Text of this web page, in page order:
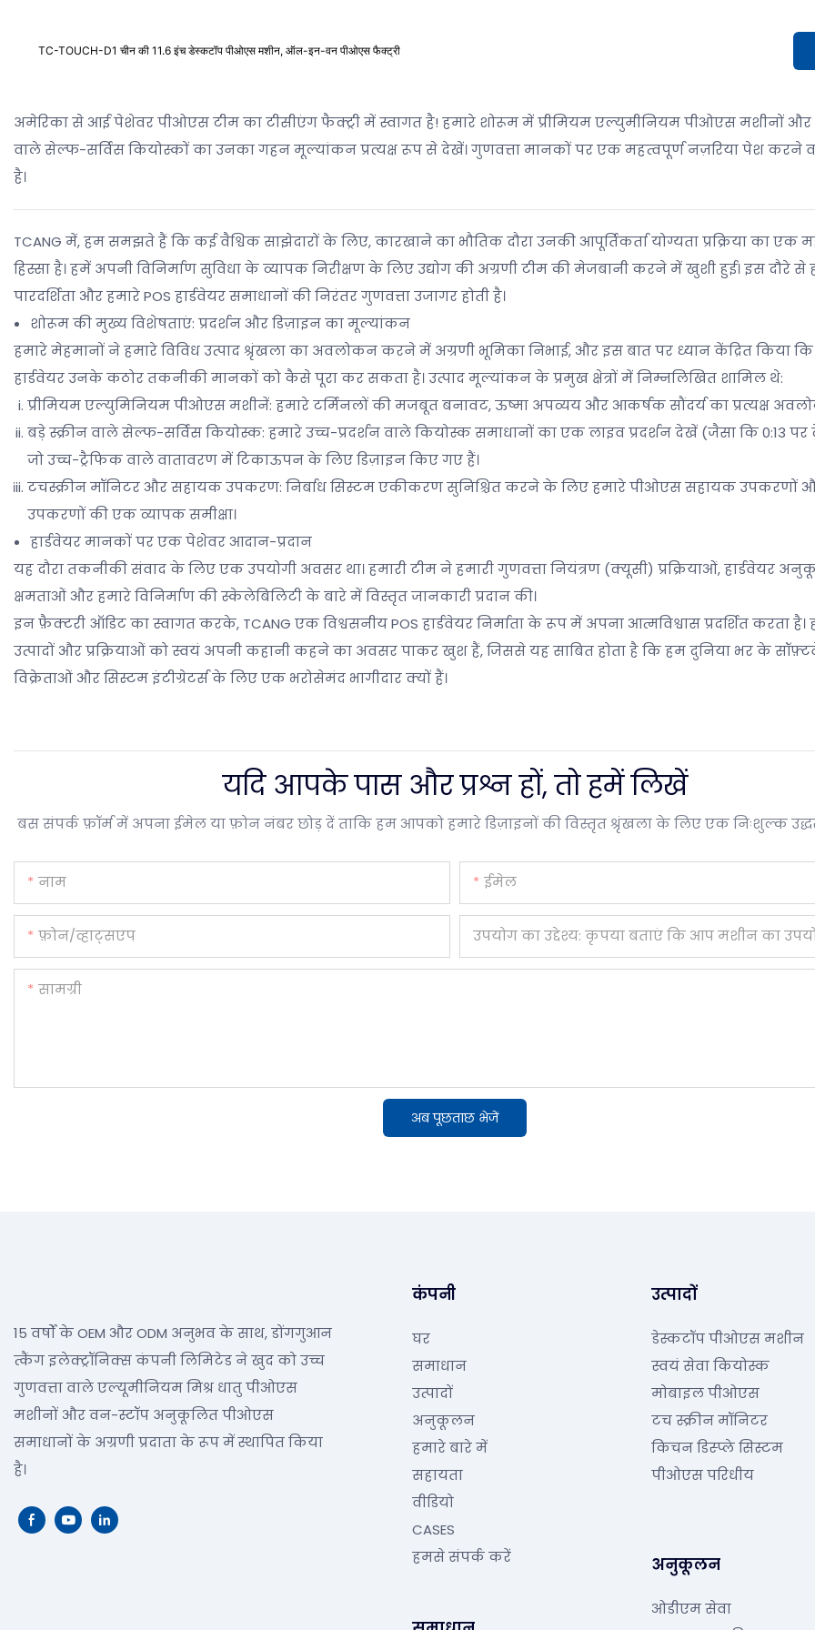
TC-TOUCH-D1 चीन की 11.6 इंच डेस्कटॉप पीओएस मशीन, ऑल-इन-वन पीओएस फैक्ट्री
अमेरिका से आई पेशेवर पीओएस टीम का टीसीएंग फैक्ट्री में स्वागत है! हमारे शोरूम में प्रीमियम एल्युमीनियम पीओएस मशीनों और
वाले सेल्फ-सर्विस कियोस्कों का उनका गहन मूल्यांकन प्रत्यक्ष रूप से देखें। गुणवत्ता मानकों पर एक महत्वपूर्ण नज़रिया पेश करने
है।
TCANG में, हम समझते हैं कि कई वैश्विक साझेदारों के लिए, कारखाने का भौतिक दौरा उनकी आपूर्तिकर्ता योग्यता प्रक्रिया का एक
हिस्सा है। हमें अपनी विनिर्माण सुविधा के व्यापक निरीक्षण के लिए उद्योग की अग्रणी टीम की मेजबानी करने में खुशी हुई। इस दौरे से
पारदर्शिता और हमारे POS हार्डवेयर समाधानों की निरंतर गुणवत्ता उजागर होती है।
शोरूम की मुख्य विशेषताएं: प्रदर्शन और डिज़ाइन का मूल्यांकन
हमारे मेहमानों ने हमारे विविध उत्पाद श्रृंखला का अवलोकन करने में अग्रणी भूमिका निभाई, और इस बात पर ध्यान केंद्रित किया कि
हार्डवेयर उनके कठोर तकनीकी मानकों को कैसे पूरा कर सकता है। उत्पाद मूल्यांकन के प्रमुख क्षेत्रों में निम्नलिखित शामिल थे:
प्रीमियम एल्युमिनियम पीओएस मशीनें: हमारे टर्मिनलों की मजबूत बनावट, ऊष्मा अपव्यय और आकर्षक सौंदर्य का प्रत्यक्ष
बड़े स्क्रीन वाले सेल्फ-सर्विस कियोस्क: हमारे उच्च-प्रदर्शन वाले कियोस्क समाधानों का एक लाइव प्रदर्शन देखें (जैसा कि 0:13 पर
जो उच्च-ट्रैफिक वाले वातावरण में टिकाऊपन के लिए डिज़ाइन किए गए हैं।
टचस्क्रीन मॉनिटर और सहायक उपकरण: निर्बाध सिस्टम एकीकरण सुनिश्चित करने के लिए हमारे पीओएस सहायक उपकरणों
उपकरणों की एक व्यापक समीक्षा।
हार्डवेयर मानकों पर एक पेशेवर आदान-प्रदान
यह दौरा तकनीकी संवाद के लिए एक उपयोगी अवसर था। हमारी टीम ने हमारी गुणवत्ता नियंत्रण (क्यूसी) प्रक्रियाओं, हार्डवेयर
क्षमताओं और हमारे विनिर्माण की स्केलेबिलिटी के बारे में विस्तृत जानकारी प्रदान की।
इन फ़ैक्टरी ऑडिट का स्वागत करके, TCANG एक विश्वसनीय POS हार्डवेयर निर्माता के रूप में अपना आत्मविश्वास प्रदर्शित करता
उत्पादों और प्रक्रियाओं को स्वयं अपनी कहानी कहने का अवसर पाकर खुश हैं, जिससे यह साबित होता है कि हम दुनिया भर के
विक्रेताओं और सिस्टम इंटीग्रेटर्स के लिए एक भरोसेमंद भागीदार क्यों हैं।
यदि आपके पास और प्रश्न हों, तो हमें लिखें
बस संपर्क फ़ॉर्म में अपना ईमेल या फ़ोन नंबर छोड़ दें ताकि हम आपको हमारे डिज़ाइनों की विस्तृत श्रृंखला के लिए एक निःशुल्क
नाम ईमेल
फ़ोन/व्हाट्सएप
सामग्री
अब पूछताछ भेजें
15 वर्षों के OEM और ODM अनुभव के साथ, डोंगगुआन
त्कैंग इलेक्ट्रॉनिक्स कंपनी लिमिटेड ने खुद को उच्च
गुणवत्ता वाले एल्यूमीनियम मिश्र धातु पीओएस
मशीनों और वन-स्टॉप अनुकूलित पीओएस
समाधानों के अग्रणी प्रदाता के रूप में स्थापित किया
है।
कंपनी
घर
समाधान
उत्पादों
अनुकूलन
हमारे बारे में
सहायता
वीडियो
CASES
हमसे संपर्क करें
उत्पादों
डेस्कटॉप पीओएस मशीन
स्वयं सेवा कियोस्क
मोबाइल पीओएस
टच स्क्रीन मॉनिटर
किचन डिस्प्ले सिस्टम
पीओएस परिधीय
अनुकूलन
ओडीएम सेवा